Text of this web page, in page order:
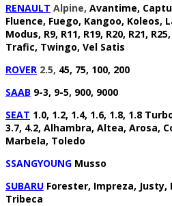
RENAULT Alpine, Avantime,
Fluence, Fuego, Kangoo, Koleos,
Modus, R9, R11, R19, R20, R21,
Trafic, Twingo, Vel Satis
ROVER 2.5, 45, 75, 100, 200
SAAB 9-3, 9-5, 900, 9000
SEAT 1.0, 1.2, 1.4, 1.6, 1.8, 1.8
3.7, 4.2, Alhambra, Altea, Arosa,
Marbela, Toledo
SSANGYOUNG Musso
SUBARU Forester, Impreza,
Tribeca